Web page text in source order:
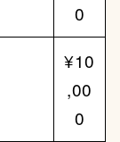
0
¥10
,00
0